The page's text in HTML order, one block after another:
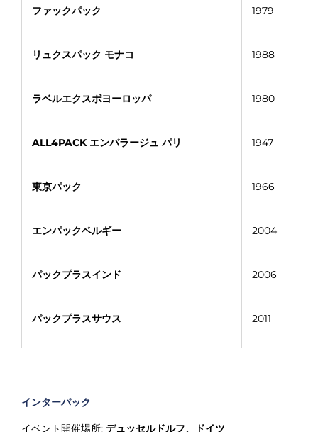
ファックパック 1979
リュクスパック モナコ 1988
ラベルエクスポヨーロッパ 1980
ALL4PACK エンバラージュ パリ 1947
東京パック 1966
エンパックベルギー 2004
パックプラスインド 2006
パックプラスサウス 2011
インターパック
イベント開催場所: デュッセルドルフ、ドイツ